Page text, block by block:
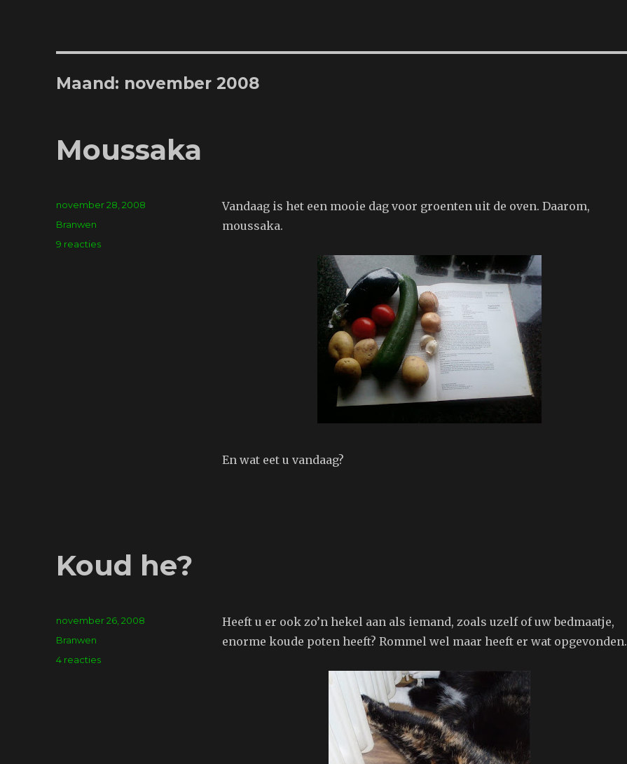
Maand: november 2008
Moussaka
Vandaag is het een mooie dag voor groenten uit de oven. Daarom,
moussaka.
En wat eet u vandaag?
Geplaatst
november 28, 2008
Tags
Branwen
9 reactiesop
Koud he?
Heeft u er ook zo’n hekel aan als iemand, zoals uzelf of uw bedmaatje,
enorme koude poten heeft? Rommel wel maar heeft er wat opgevonden.
Geplaatst
november 26, 2008
Tags
Branwen
4 reactiesop